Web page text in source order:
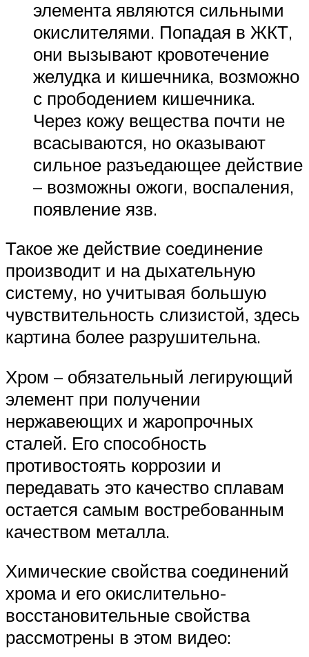
элемента являются сильными
окислителями. Попадая в ЖКТ,
они вызывают кровотечение
желудка и кишечника, возможно
с прободением кишечника.
Через кожу вещества почти не
всасываются, но оказывают
сильное разъедающее действие
– возможны ожоги, воспаления,
появление язв.
Такое же действие соединение
производит и на дыхательную
систему, но учитывая большую
чувствительность слизистой, здесь
картина более разрушительна.
Хром – обязательный легирующий
элемент при получении
нержавеющих и жаропрочных
сталей. Его способность
противостоять коррозии и
передавать это качество сплавам
остается самым востребованным
качеством металла.
Химические свойства соединений
хрома и его окислительно-
восстановительные свойства
рассмотрены в этом видео: